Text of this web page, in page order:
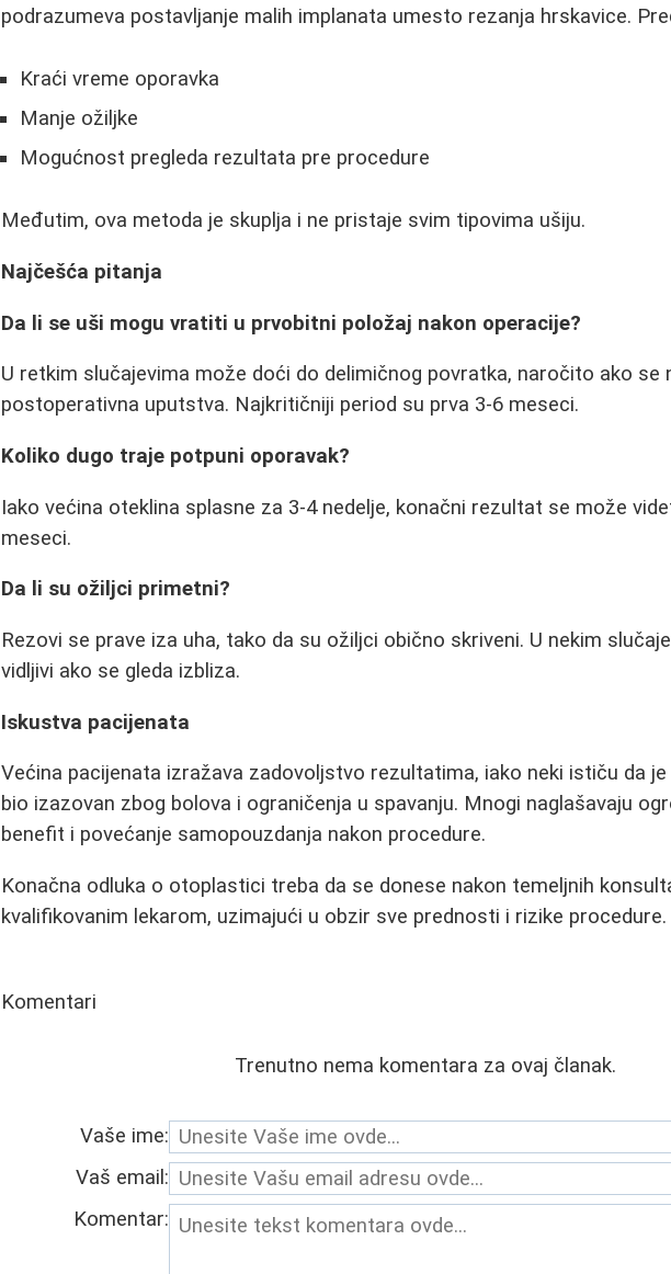
podrazumeva postavljanje malih implanata umesto rezanja hrskavice.
Kraći vreme oporavka
Manje ožiljke
Mogućnost pregleda rezultata pre procedure
Međutim, ova metoda je skuplja i ne pristaje svim tipovima ušiju.
Najčešća pitanja
Da li se uši mogu vratiti u prvobitni položaj nakon operacije?
U retkim slučajevima može doći do delimičnog povratka, naročito ako se
postoperativna uputstva. Najkritičniji period su prva 3-6 meseci.
Koliko dugo traje potpuni oporavak?
Iako većina oteklina splasne za 3-4 nedelje, konačni rezultat se može
meseci.
Da li su ožiljci primetni?
Rezovi se prave iza uha, tako da su ožiljci obično skriveni. U nekim
vidljivi ako se gleda izbliza.
Iskustva pacijenata
Većina pacijenata izražava zadovoljstvo rezultatima, iako neki ističu da
bio izazovan zbog bolova i ograničenja u spavanju. Mnogi naglašavaju
benefit i povećanje samopouzdanja nakon procedure.
Konačna odluka o otoplastici treba da se donese nakon temeljnih
kvalifikovanim lekarom, uzimajući u obzir sve prednosti i rizike procedure.
Komentari
Trenutno nema komentara za ovaj članak.
Vaše ime:
Vaš email:
Komentar: